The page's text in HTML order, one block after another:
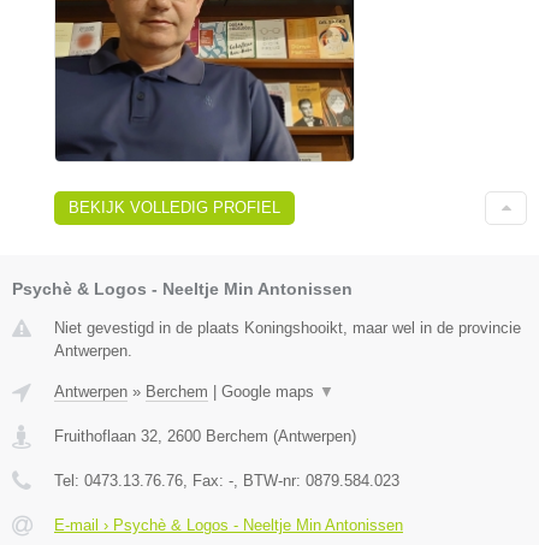
BEKIJK VOLLEDIG PROFIEL
Psychè & Logos - Neeltje Min Antonissen
Niet gevestigd in de plaats Koningshooikt, maar wel in de provincie
Antwerpen.
Antwerpen » Berchem Google maps ▼
Fruithoflaan 32, 2600 Berchem (Antwerpen)
Tel: 0473.13.76.76, Fax: -, BTW-nr: 0879.584.023
E-mail › Psychè & Logos - Neeltje Min Antonissen